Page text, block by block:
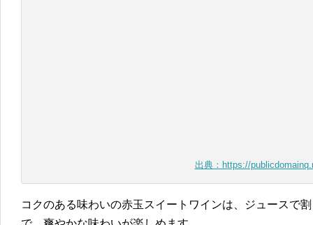
出典：https://
コクのある味わいの赤玉スイートワインは、ジュースで